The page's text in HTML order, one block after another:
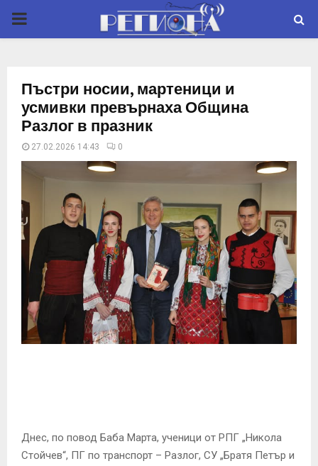
P
M
R
Пъстри носии, мартеници и
усмивки превърнаха Община
Разлог в празник
27.02.2026 14:43 0
Днес, по повод Баба Марта, ученици от РПГ „Никола
Стойчев“, ПГ по транспорт – Разлог, СУ „Братя Петър и